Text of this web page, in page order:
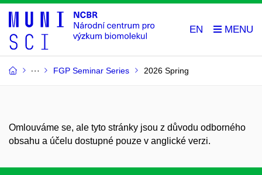
EN
FGP Seminar Series 2026 Spring
Omlouváme se, ale tyto stránky jsou z důvodu odborného
obsahu a účelu dostupné pouze v anglické verzi.